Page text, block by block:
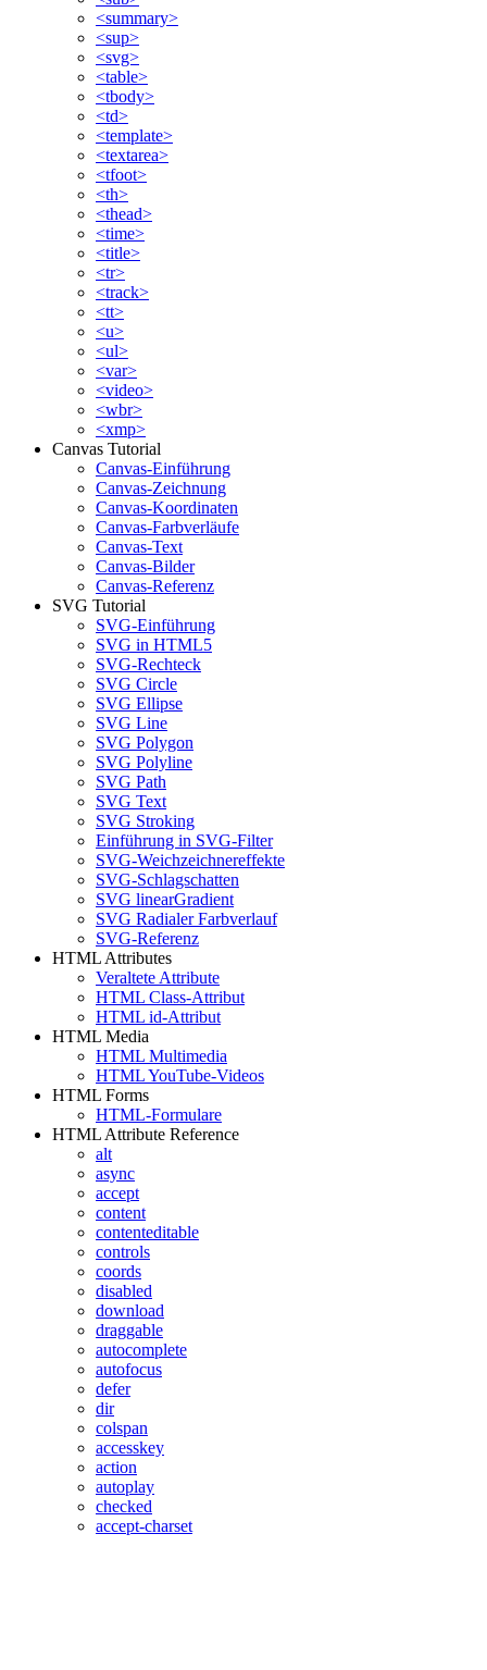
<summary>
<sup>
<svg>
<table>
<tbody>
<td>
<template>
<textarea>
<tfoot>
<th>
<thead>
<time>
<title>
<tr>
<track>
<tt>
<u>
<ul>
<var>
<video>
<wbr>
<xmp>
Canvas Tutorial
Canvas-Einführung
Canvas-Zeichnung
Canvas-Koordinaten
Canvas-Farbverläufe
Canvas-Text
Canvas-Bilder
Canvas-Referenz
SVG Tutorial
SVG-Einführung
SVG in HTML5
SVG-Rechteck
SVG Circle
SVG Ellipse
SVG Line
SVG Polygon
SVG Polyline
SVG Path
SVG Text
SVG Stroking
Einführung in SVG-Filter
SVG-Weichzeichnereffekte
SVG-Schlagschatten
SVG linearGradient
SVG Radialer Farbverlauf
SVG-Referenz
HTML Attributes
Veraltete Attribute
HTML Class-Attribut
HTML id-Attribut
HTML Media
HTML Multimedia
HTML YouTube-Videos
HTML Forms
HTML-Formulare
HTML Attribute Reference
alt
async
accept
content
contenteditable
controls
coords
disabled
download
draggable
autocomplete
autofocus
defer
dir
colspan
accesskey
action
autoplay
checked
accept-charset